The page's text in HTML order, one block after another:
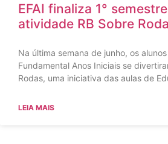
EFAI finaliza 1°
atividade RB Sobre
Na última semana de junho, os
Fundamental Anos Iniciais se
Rodas, uma iniciativa das aulas de
LEIA MAIS